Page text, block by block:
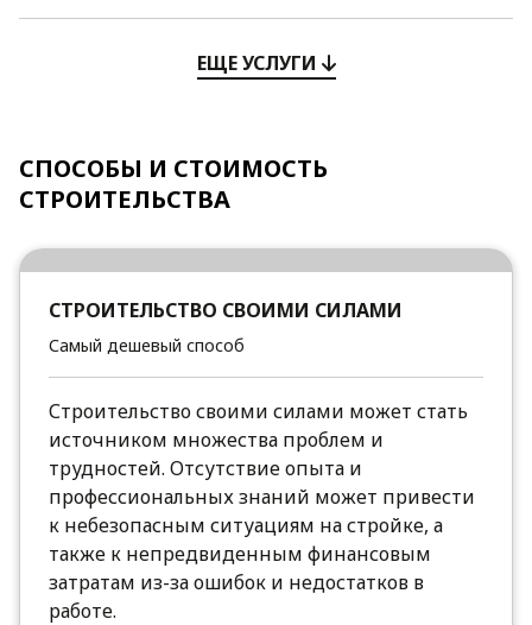
ЕЩЕ УСЛУГИ
СПОСОБЫ И СТОИМОСТЬ
СТРОИТЕЛЬСТВА
СТРОИТЕЛЬСТВО СВОИМИ СИЛАМИ
Самый дешевый способ
Строительство своими силами может стать
источником множества проблем и
трудностей. Отсутствие опыта и
профессиональных знаний может привести
к небезопасным ситуациям на стройке, а
также к непредвиденным финансовым
затратам из-за ошибок и недостатков в
работе.